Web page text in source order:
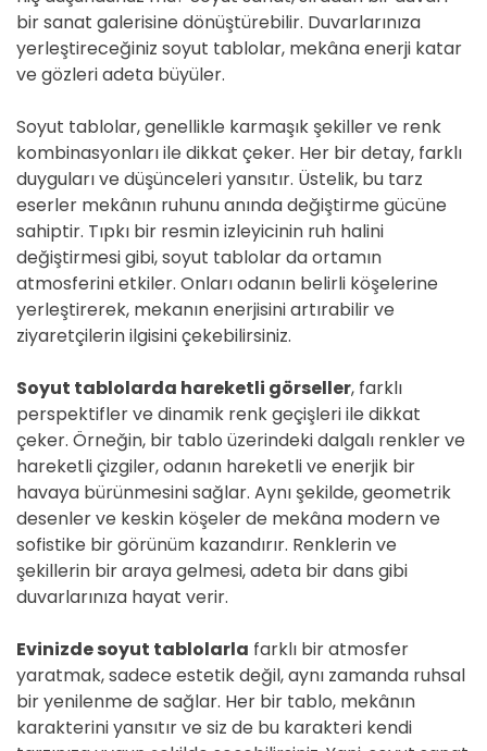
bir sanat galerisine dönüştürebilir. Duvarlarınıza
yerleştireceğiniz soyut tablolar, mekâna enerji katar
ve gözleri adeta büyüler.
Soyut tablolar, genellikle karmaşık şekiller ve renk
kombinasyonları ile dikkat çeker. Her bir detay, farklı
duyguları ve düşünceleri yansıtır. Üstelik, bu tarz
eserler mekânın ruhunu anında değiştirme gücüne
sahiptir. Tıpkı bir resmin izleyicinin ruh halini
değiştirmesi gibi, soyut tablolar da ortamın
atmosferini etkiler. Onları odanın belirli köşelerine
yerleştirerek, mekanın enerjisini artırabilir ve
ziyaretçilerin ilgisini çekebilirsiniz.
Soyut tablolarda hareketli görseller, farklı
perspektifler ve dinamik renk geçişleri ile dikkat
çeker. Örneğin, bir tablo üzerindeki dalgalı renkler ve
hareketli çizgiler, odanın hareketli ve enerjik bir
havaya bürünmesini sağlar. Aynı şekilde, geometrik
desenler ve keskin köşeler de mekâna modern ve
sofistike bir görünüm kazandırır. Renklerin ve
şekillerin bir araya gelmesi, adeta bir dans gibi
duvarlarınıza hayat verir.
Evinizde soyut tablolarla farklı bir atmosfer
yaratmak, sadece estetik değil, aynı zamanda ruhsal
bir yenilenme de sağlar. Her bir tablo, mekânın
karakterini yansıtır ve siz de bu karakteri kendi